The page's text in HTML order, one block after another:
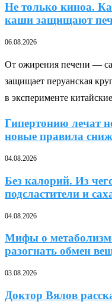
Не только киноа.
каши защищают
06.08.2026
От ожирения печени —
защищает перуанская
в эксперименте
Гипертонию лечат
новые правила
04.08.2026
Без калорий. Из
подсластители и
04.08.2026
Мифы о
разогнать обмен
03.08.2026
Доктор Вялов